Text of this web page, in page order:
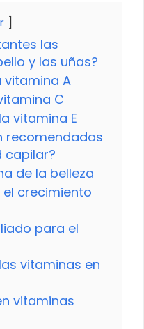
las
y las uñas?
vitamina A
C
vitamina E
recomendadas
capilar?
de la belleza
crecimiento
para el
vitaminas en
vitaminas